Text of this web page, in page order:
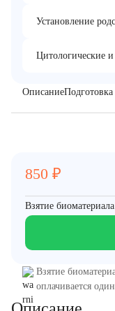
Установление
Цитологические
Описание
850 ₽
Взятие
Взятие
оплачивается